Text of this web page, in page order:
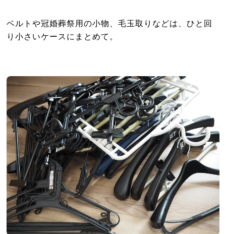
ベルトや冠婚葬祭用の小物、毛玉取りなどは、ひと回
り小さいケースにまとめて。